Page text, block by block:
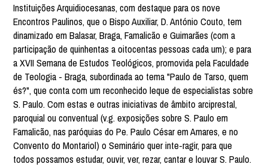
Instituições Arquidiocesanas, com destaque para os nove
Encontros Paulinos, que o Bispo Auxiliar, D. António Couto, tem
dinamizado em Balasar, Braga, Famalicão e Guimarães (com a
participação de quinhentas a oitocentas pessoas cada um); e para
a XVII Semana de Estudos Teológicos, promovida pela Faculdade
de Teologia - Braga, subordinada ao tema "Paulo de Tarso, quem
és?", que conta com um reconhecido leque de especialistas sobre
S. Paulo. Com estas e outras iniciativas de âmbito arciprestal,
paroquial ou conventual (v.g. exposições sobre S. Paulo em
Famalicão, nas paróquias do Pe. Paulo César em Amares, e no
Convento do Montariol) o Seminário quer inte-ragir, para que
todos possamos estudar, ouvir, ver, rezar, cantar e louvar S. Paulo.